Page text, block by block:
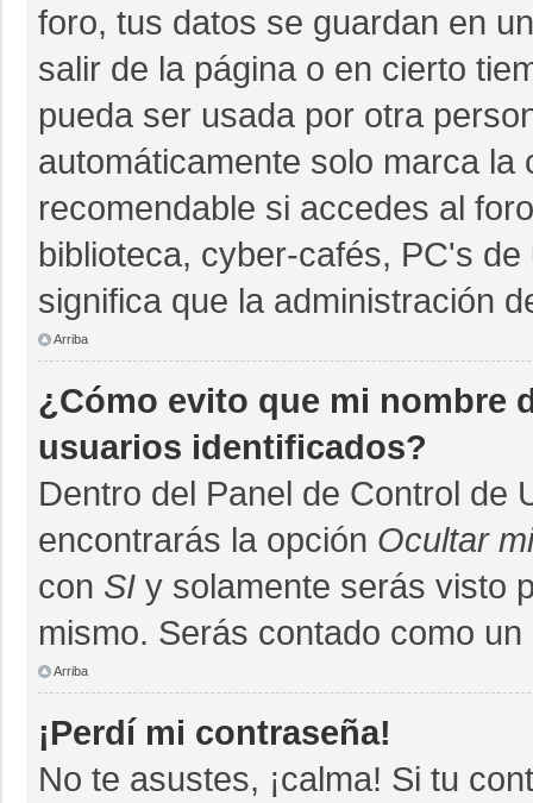
foro, tus datos se guardan en
salir de la página o en cierto
pueda ser usada por otra
automáticamente solo marca la
recomendable si accedes al
biblioteca, cyber-cafés, PC's
significa que la administración
Arriba
¿Cómo evito que mi nombre
usuarios identificados?
Dentro del Panel de Control de
encontrarás la opción Ocultar
con SI y solamente serás visto
mismo. Serás contado como
Arriba
¡Perdí mi contraseña!
No te asustes, ¡calma! Si tu